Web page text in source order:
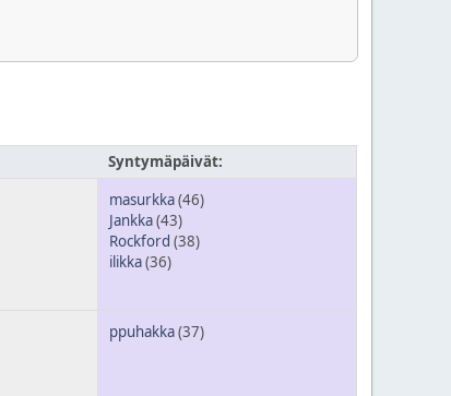
Syntymäpäivät:
masurkka(46)
Jankka(43)
Rockford (38)
ilikka(36)
ppuhakka(37)